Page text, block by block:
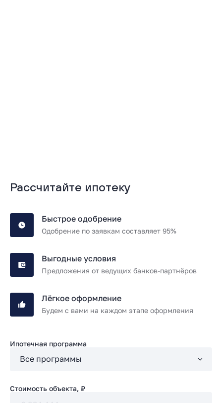
Рассчитайте ипотеку
Быстрое одобрение
Одобрение по заявкам составляет 95%
Выгодные условия
Предложения от ведущих банков-партнёров
Лёгкое оформление
Будем с вами на каждом этапе оформления
Ипотечная программа
Стоимость объекта, ₽